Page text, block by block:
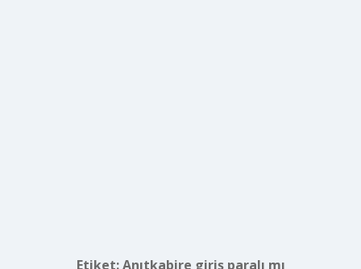
Etiket:Anıtkabire giriş paralı mı